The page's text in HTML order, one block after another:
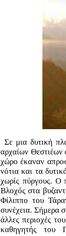
Σε μια δυτική
αρχαίων Θεστιέων
χώρο έκαναν
νότια και τα
χωρίς πύργους. Ο
Βλοχός στα
Φίλιππο του
συνέχεια. Σήμερα
άλλες περιοχές
καθηγητής του